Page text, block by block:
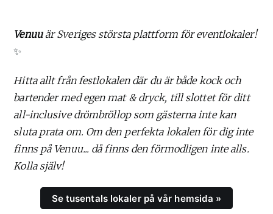
Venuuär Sveriges största plattform för eventlokaler!
✨
Hitta allt från festlokalen där du är både kock och
bartender med egen mat & dryck, till slottet för ditt
all-inclusive drömbröllop som gästerna inte kan
sluta prata om. Om den perfekta lokalen för dig inte
finns på Venuu... då finns den förmodligen inte alls.
Kolla själv!
Se tusentals lokaler på vår hemsida »